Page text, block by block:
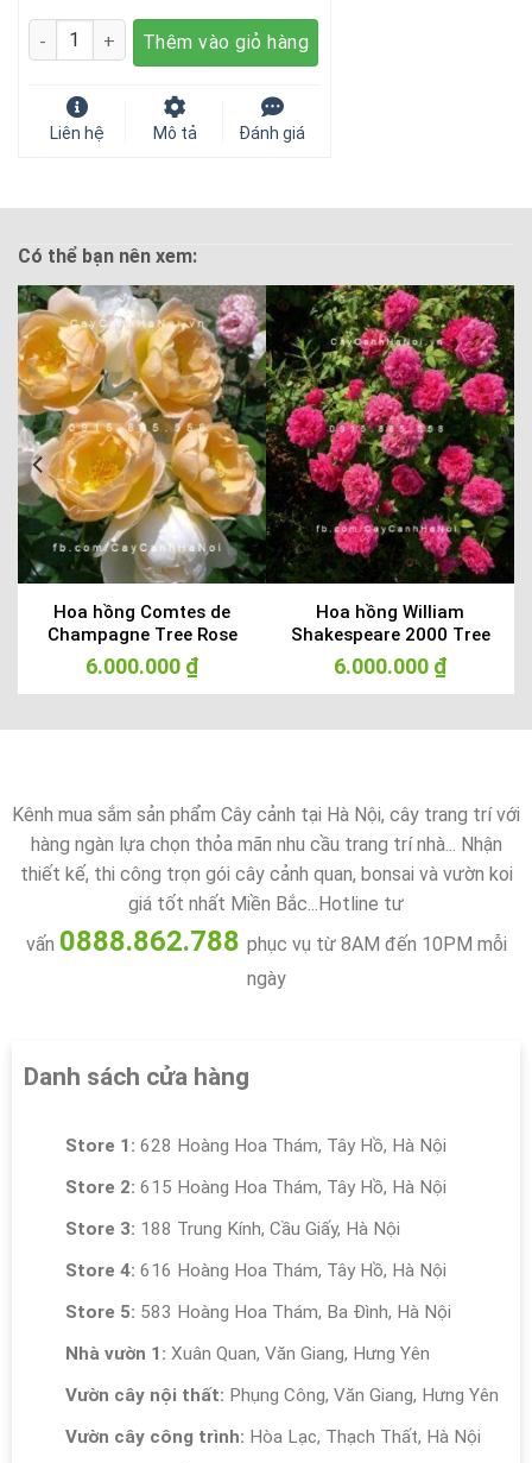
Số lượng Thêm vào giỏ hàng
Liên hệ Mô tả Đánh giá
Có thể bạn nên xem:
Hoa hồng Comtes de
Champagne Tree Rose
6.000.000 ₫
Hoa hồng William
Shakespeare 2000 Tree
Rose
6.000.000 ₫
Kênh mua sắm sản phẩm Cây cảnh tại Hà Nội, cây trang trí với
hàng ngàn lựa chọn thỏa mãn nhu cầu trang trí nhà... Nhận
thiết kế, thi công trọn gói cây cảnh quan, bonsai và vườn koi
giá tốt nhất Miền Bắc...Hotline tư
vấn 0888.862.788 phục vụ từ 8AM đến 10PM mỗi
ngày
Danh sách cửa hàng
Store 1: 628 Hoàng Hoa Thám, Tây Hồ, Hà Nội
Store 2: 615 Hoàng Hoa Thám, Tây Hồ, Hà Nội
Store 3: 188 Trung Kính, Cầu Giấy, Hà Nội
Store 4: 616 Hoàng Hoa Thám, Tây Hồ, Hà Nội
Store 5: 583 Hoàng Hoa Thám, Ba Đình, Hà Nội
Nhà vườn 1: Xuân Quan, Văn Giang, Hưng Yên
Vườn cây nội thất: Phụng Công, Văn Giang, Hưng Yên
Vườn cây công trình: Hòa Lạc, Thạch Thất, Hà Nội